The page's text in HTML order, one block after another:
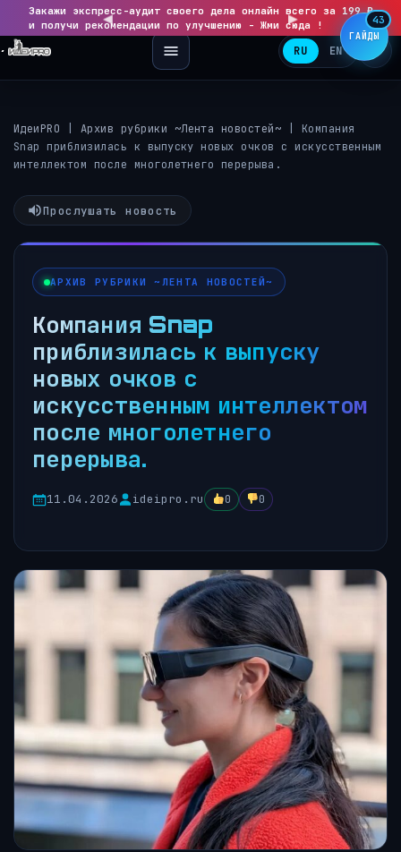
Закажи экспресс-аудит своего дела онлайн всего за 199 ₽
и получи рекомендации по улучшению - Жми сюда !
▶
RU EN
ИдеиPRO Архив рубрики ~Лента новостей~
Компания
Snap приблизилась к выпуску новых очков с искусственным
интеллектом после многолетнего перерыва.
Прослушать новость
АРХИВ РУБРИКИ ~ЛЕНТА НОВОСТЕЙ~
Компания Snap
приблизилась к выпуску
новых очков с
искусственным интеллектом
после многолетнего
перерыва.
11.04.2026 ideipro.ru 0 0
ГАЙДЫ
43